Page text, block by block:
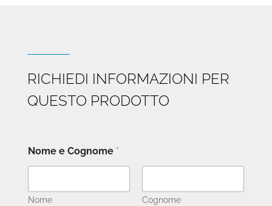
RICHIEDI INFORMAZIONI PER
QUESTO PRODOTTO
Nome e Cognome *
Nome Cognome